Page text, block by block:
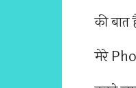
की
मेरे